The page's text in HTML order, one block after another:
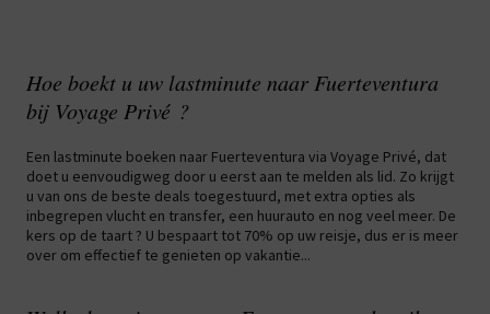
Hoe boekt u uw lastminute naar Fuerteventura
bij Voyage Privé ?
Een lastminute boeken naar Fuerteventura via Voyage Privé, dat
doet u eenvoudigweg door u eerst aan te melden als lid. Zo krijgt
u van ons de beste deals toegestuurd, met extra opties als
inbegrepen vlucht en transfer, een huurauto en nog veel meer. De
kers op de taart ? U bespaart tot 70% op uw reisje, dus er is meer
over om effectief te genieten op vakantie...